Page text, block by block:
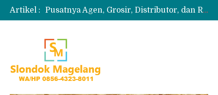
Artikel :
Pusatnya Agen, Grosir, Distributor, dan Reseller Puyur Koin
Produksi Slondok
Jual Puyur Koin Mentah 1 Ball 5 kg